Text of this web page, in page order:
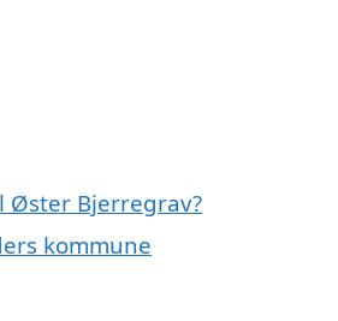
Øster Bjerregrav?
kommune